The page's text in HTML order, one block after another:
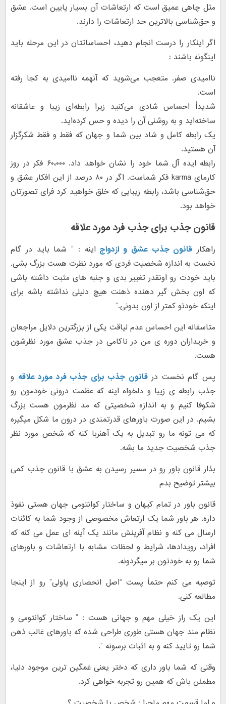
مثل چاهی عمیق است که ارتعاشات آن بسیار پایین است. عشق
و حق‌شناسی بالاترین حد ارتعاشات را دارند.
اگر اینکار را درست انجام دهید، احساساتتان در این مرحله باید
اینگونه باشند :
ناامیدی صفر. متعجب می‌شوید که آنهمه ناامیدی به کجا رفته
است.
شدیداً احساس شادی می‌کنید زیرا رابطه‌ای زیبا و عاشقانه
ساخته‌اید و به روشنی آن را دیده و حس کرده‌اید.
یک رابطه کامل و شاد بین شما و جهان که فقط و فقط شکرگزار
آن هستید.
رابطه ایده آل شما خود را نشان خواهد داد. ۶۰،۰۰۰ فکر در روز
کارمای karma فکر شماست. اگر در ۸۰ درصد از این افکار عشق و
حق‌شناسی باشد، رابطه زیبایی که خلق خواهید کرد فرای تصورتان
خواهد بود.
قانون جذب برای جذب فرد مورد علاقه
راهکار قانون جذب عشق و ازدواج اینه : ” شما باید در گام
نخست به اندازه شخصیت فردی که مورد نظرت هست بزرگ بشی.
باید خودت رو اونقدر تغییر بدی و جنبه های مثبت داشته باشی
که اون بخش گیر دهنده ذهنت هیچ دلیلی نداشته باشه برای
اینکه خودتو کمتر از اون بدونی.”
متاسفانه این احساس عدم لیاقت یکی از بزرگترین دلایل مراجعان
و خریداران دوره ی من در ناکامی در جذب عشق مورد نظرشون
هست.
پس گام نخست درقانون جذب برای جذب فرد مورد علاقه و
جذب رابطه ی زیبا و دلخواه اینه که عظمت درونی خودمون رو
شکوفا کنیم و به اندازه شخصیتی که مد نظرمون هست بزرگ
بشیم. در این صورت باورهای قدرتمندی در درون ما شکل میگیره
که می تونه ما رو تبدیل به یک آهنربا کنه که شخص مورد نظر
جذب شخصیت جدید ما بشه.
بذار قانون باور رو در مسیر رسیدن به عشق با قانون جذب کمی
بیشتر توضیح بدم
قانون باور در تمام کیهان و ساختار کوانتومی جهان هستی نفوذ
داره. هر باور شما یک ارتعاش مخصوصی از وجود شما به کائنات
ارسال می کنه و نظام آفرینش مانند یک آینه ای عمل می کنه که
افراد، رویدادها، شرایط و لحظات مشابه با ارتعاشات و باورهای
شما رو به خودتون بر میگردونه.
توصیه می کنم حتماً پست “اصل انحصاری پاولی” رو از اینجا
مطالعه کنی.
این یک راز خیلی مهم و جهانی هست : ” ساختار کوانتومی و
نظام مند جهان هستی طوری طراحی شده که باورهای غالب ذهن
شما رو تایید کنه و به اثبات برسونه “.
وقتی که شما باور داری که دختر یعنی غمگین ترین موجود دنیا،
مطمئن باش که همین رو تجربه خواهی کرد.